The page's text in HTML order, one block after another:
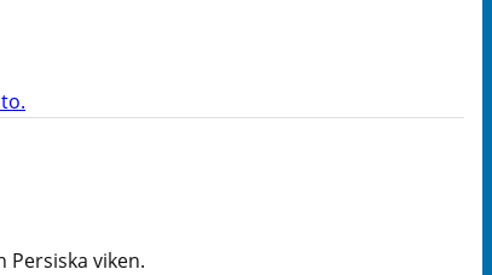
viken.